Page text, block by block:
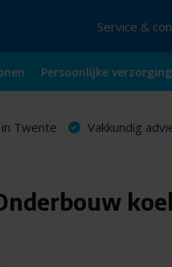
Service &
Persoonlijke verzorging
Twente Vakkundig